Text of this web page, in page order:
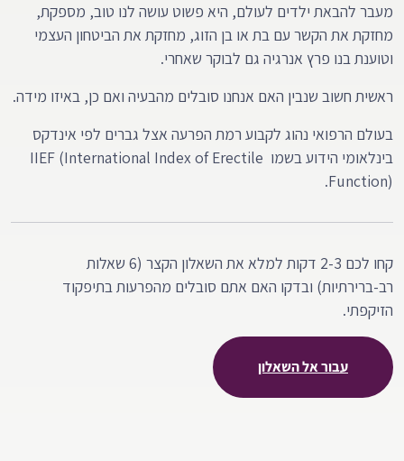
מעבר להבאת ילדים לעולם, היא פשוט עושה לנו טוב, מספקת,
מחזקת את הקשר עם בת או בן הזוג, מחזקת את הביטחון העצמי
וטוענת בנו פרץ אנרגיה גם לבוקר שאחרי.
ראשית חשוב שנבין האם אנחנו סובלים מהבעיה ואם כן, באיזו מידה.
בעולם הרפואי נהוג לקבוע רמת הפרעה אצל גברים לפי אינדקס
בינלאומי הידוע בשמו IIEF (International Index of Erectile
Function).
קחו לכם 2-3 דקות למלא את השאלון הקצר (6 שאלות
רב-ברירתיות) ובדקו האם אתם סובלים מהפרעות בתיפקוד
הזיקפתי.
עבור אל השאלון